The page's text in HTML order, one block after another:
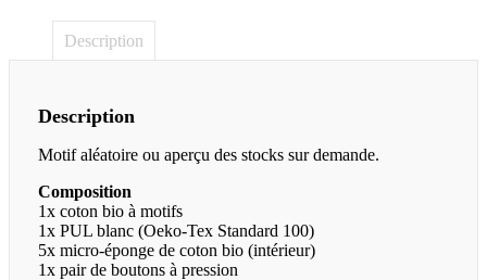
Description
Description
Motif aléatoire ou aperçu des stocks sur demande.
Composition
1x coton bio à motifs
1x PUL blanc (Oeko-Tex Standard 100)
5x micro-éponge de coton bio (intérieur)
1x pair de boutons à pression